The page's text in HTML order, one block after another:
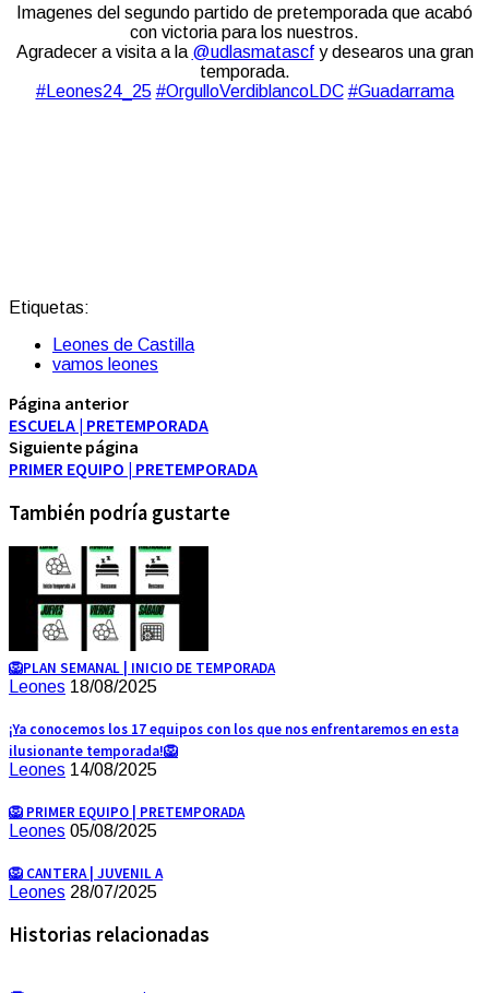
Imagenes del segundo partido de pretemporada que acabó
con victoria para los nuestros.
Agradecer a visita a la @udlasmatascfy desearos una gran
temporada.
#Leones24_25 #OrgulloVerdiblancoLDC #Guadarrama
Etiquetas:
Leones de Castilla
vamos leones
Página anterior
ESCUELA | PRETEMPORADA
Siguiente página
PRIMER EQUIPO | PRETEMPORADA
También podría gustarte
🦁PLAN SEMANAL | INICIO DE TEMPORADA
Leones 18/08/2025
¡Ya conocemos los 17 equipos con los que nos enfrentaremos en esta
ilusionante temporada!🦁
Leones 14/08/2025
🦁 PRIMER EQUIPO | PRETEMPORADA
Leones 05/08/2025
🦁 CANTERA | JUVENIL A
Leones 28/07/2025
Historias relacionadas